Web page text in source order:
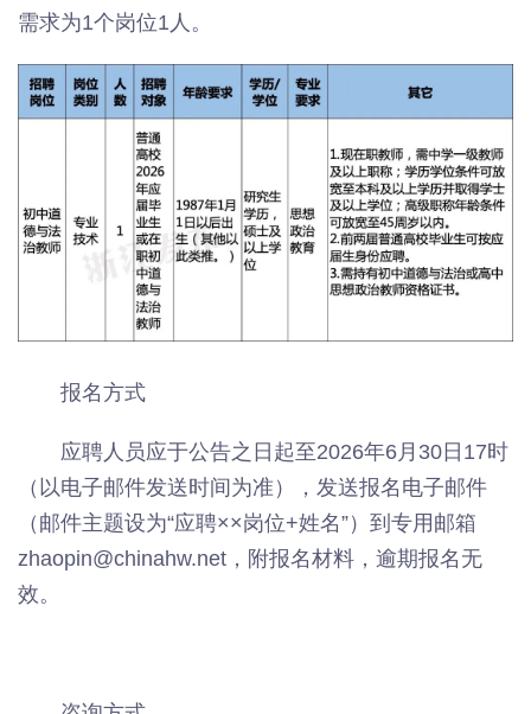
需求为1个岗位1人。
报名方式
应聘人员应于公告之日起至2026年6月30日17时
（以电子邮件发送时间为准），发送报名电子邮件
（邮件主题设为“应聘××岗位+姓名”）到专用邮箱
zhaopin@chinahw.net，附报名材料，逾期报名无
效。